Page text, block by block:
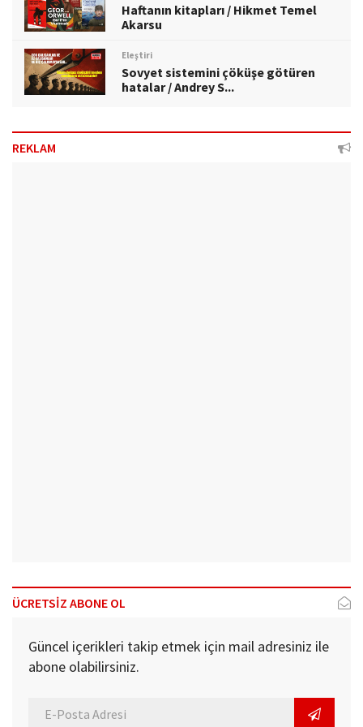
Haftanın kitapları / Hikmet Temel
Akarsu
Eleştiri
Sovyet sistemini çöküşe götüren
hatalar / Andrey S...
REKLAM
ÜCRETSİZ ABONE OL
Güncel içerikleri takip etmek için mail adresiniz ile
abone olabilirsiniz.